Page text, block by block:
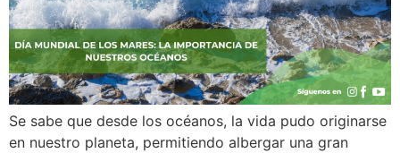
Se sabe que desde los océanos, la vida pudo originarse
en nuestro planeta, permitiendo albergar una gran